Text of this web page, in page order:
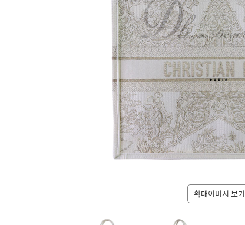
확대이미지 보기